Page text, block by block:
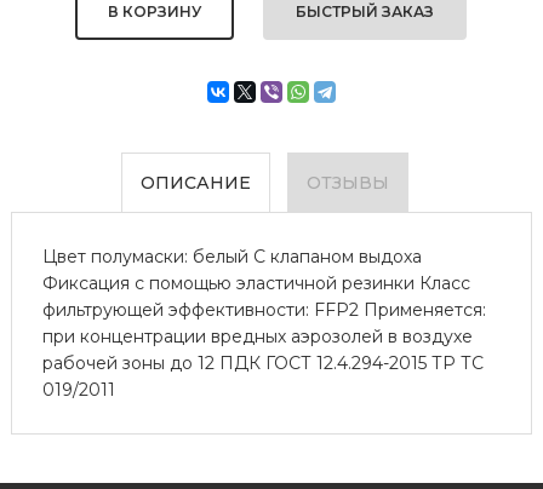
БЫСТРЫЙ ЗАКАЗ
ОПИСАНИЕ ОТЗЫВЫ
Цвет полумаски: белый С клапаном выдоха
Фиксация с помощью эластичной резинки Класс
фильтрующей эффективности: FFP2 Применяется:
при концентрации вредных аэрозолей в воздухе
рабочей зоны до 12 ПДК ГОСТ 12.4.294-2015 ТР ТС
019/2011